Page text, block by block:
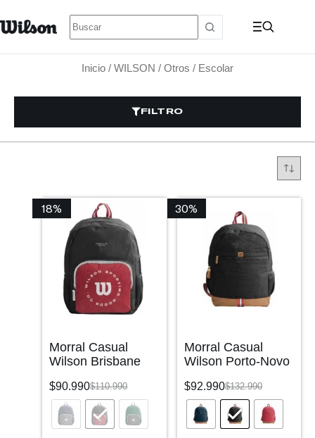
Inicio / WILSON / Otros / Escolar
FILTRO
18%
Morral Casual
Wilson Brisbane
$110.990
$90.990
30%
Morral Casual
Wilson Porto-Novo
$132.990
$92.990